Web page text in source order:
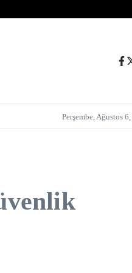
Perşembe, Ağustos